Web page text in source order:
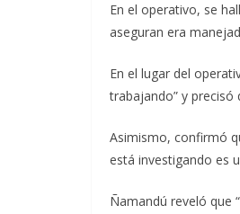
En el operativo, se
aseguran era
En el lugar del
trabajando” y precisó
Asimismo, confirmó
está investigando es
Ñamandú reveló que